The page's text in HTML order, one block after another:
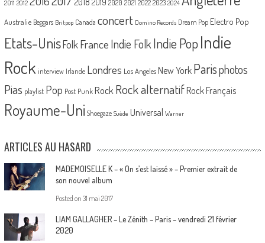
2011 2012 2020 2021 2022 2023 2024
Australie Beggars Britpop Canada concert Domino Records Dream Pop Electro Pop
Etats-UnisFolk France Indie Folk Indie PopIndie
Rock interview Irlande Londres Los Angeles New York Parisphotos
Pias playlist Pop Post Punk Rock Rock alternatif Rock Français
Royaume-Uni Shoegaze Suède Universal Warner
ARTICLES AU HASARD
MADEMOISELLE K – « On s’est laissé » – Premier extrait de
son nouvel album
Posted on 31 mai 2017
LIAM GALLAGHER – Le Zénith – Paris – vendredi 21 février
2020